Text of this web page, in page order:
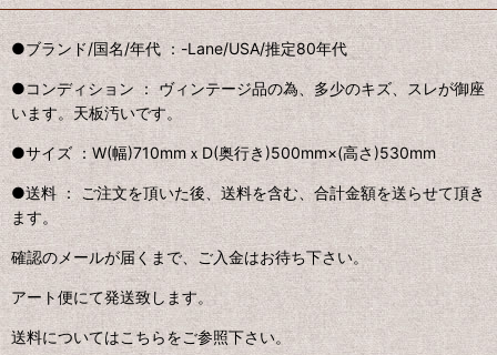
●ブランド/国名/年代 ：-Lane/USA/推定80年代
●コンディション ：ヴィンテージ品の為、多少のキズ、スレが御座
います。天板汚いです。
●サイズ ：W(幅)710mmｘD(奥行き)500mm×(高さ)530mm
●送料 ：ご注文を頂いた後、送料を含む、合計金額を送らせて頂き
ます。
確認のメールが届くまで、ご入金はお待ち下さい。
アート便にて発送致します。
送料についてはこちらをご参照下さい。